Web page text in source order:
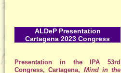
ALDeP Presentation
Cartagena 2023 Congress
Presentation in the IPA 53rd
Congress, Cartagena, Mind in the